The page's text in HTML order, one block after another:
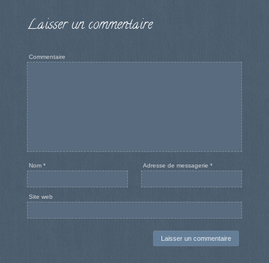
Laisser un commentaire
Commentaire
Nom * Adresse de messagerie *
Site web